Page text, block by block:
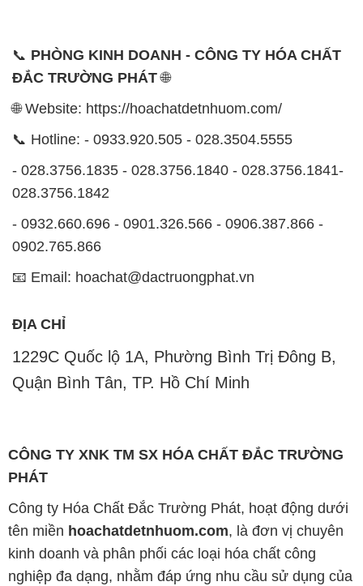
📞 PHÒNG KINH DOANH - CÔNG TY HÓA CHẤT
ĐẮC TRƯỜNG PHÁT🌐
🌐 Website: https://hoachatdetnhuom.com/
📞 Hotline: - 0933.920.505 - 028.3504.5555
- 028.3756.1835 - 028.3756.1840 - 028.3756.1841-
028.3756.1842
- 0932.660.696 - 0901.326.566 - 0906.387.866 -
0902.765.866
📧 Email: hoachat@dactruongphat.vn
ĐỊA CHỈ
1229C Quốc lộ 1A, Phường Bình Trị Đông B,
Quận Bình Tân, TP. Hồ Chí Minh
CÔNG TY XNK TM SX HÓA CHẤT ĐẮC TRƯỜNG
PHÁT
Công ty Hóa Chất Đắc Trường Phát, hoạt động dưới
tên miền hoachatdetnhuom.com, là đơn vị chuyên
kinh doanh và phân phối các loại hóa chất công
nghiệp đa dạng, nhằm đáp ứng nhu cầu sử dụng của